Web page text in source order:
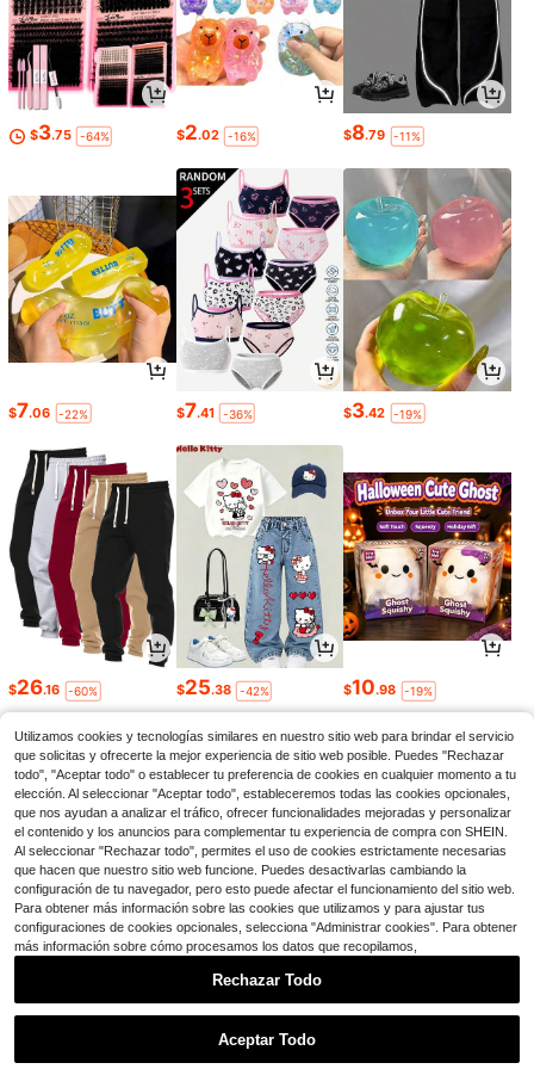
1
$3.75 -64% $2.02 -16% $8.79 -11%
$7.06 -22% $7.41 -36% $3.42 -19%
$26.16 -60% $25.38 -42% $10.98 -19%
Utilizamos cookies y tecnologías similares en nuestro sitio web para brindar el servicio
que solicitas y ofrecerte la mejor experiencia de sitio web posible. Puedes "Rechazar
todo", "Aceptar todo" o establecer tu preferencia de cookies en cualquier momento a tu
elección. Al seleccionar "Aceptar todo", estableceremos todas las cookies opcionales,
que nos ayudan a analizar el tráfico, ofrecer funcionalidades mejoradas y personalizar
el contenido y los anuncios para complementar tu experiencia de compra con SHEIN.
Al seleccionar "Rechazar todo", permites el uso de cookies estrictamente necesarias
que hacen que nuestro sitio web funcione. Puedes desactivarlas cambiando la
configuración de tu navegador, pero esto puede afectar el funcionamiento del sitio web.
Para obtener más información sobre las cookies que utilizamos y para ajustar tus
configuraciones de cookies opcionales, selecciona "Administrar cookies". Para obtener
más información sobre cómo procesamos los datos que recopilamos,
Rechazar Todo
Aceptar Todo